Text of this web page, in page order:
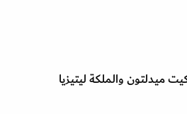
ميدلتون والملكة ليتيزيا